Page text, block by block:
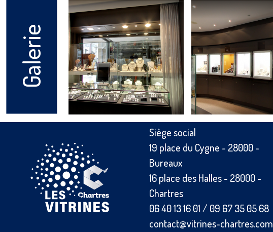
Galerie
Siège social
19 place du Cygne - 28000-
Bureaux
16 place des Halles- 28000-
Chartres
06 40 13 16 01/ 09 67 35 05 68
contact@vitrines-chartres.com